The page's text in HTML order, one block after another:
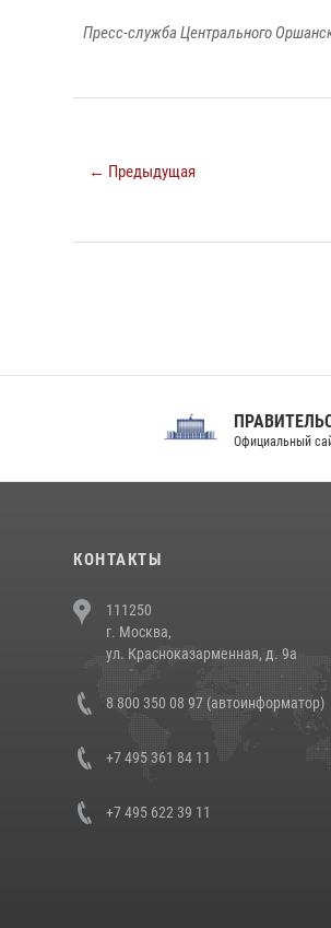
Пресс-служба Центрального
← Предыдущая
ПРАВИТЕЛЬСТВО РФ
Официальный сайт
КОНТАКТЫ
111250
г. Москва,
ул. Красноказарменная, д. 9а
8 800 350 08 97 (автоинформатор)
+7 495 361 84 11
+7 495 622 39 11